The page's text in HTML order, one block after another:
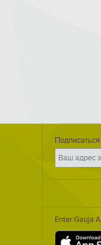
Enter Gauja